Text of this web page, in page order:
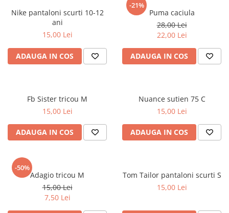
Nike pantaloni scurti 10-12
ani
15,00 Lei
ADAUGA IN COS
-21%
Puma caciula
28,00 Lei
22,00 Lei
ADAUGA IN COS
Fb Sister tricou M
15,00 Lei
ADAUGA IN COS
Nuance sutien 75 C
15,00 Lei
ADAUGA IN COS
-50%
Adagio tricou M
15,00 Lei
7,50 Lei
Tom Tailor pantaloni scurti S
15,00 Lei